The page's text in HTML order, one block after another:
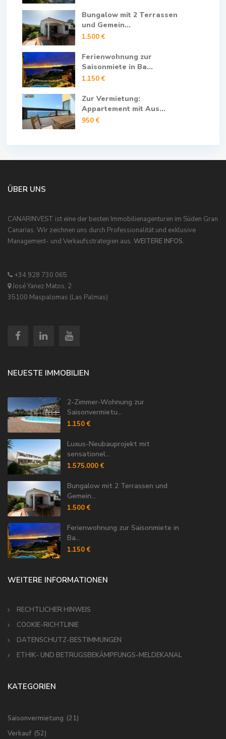
Bungalow mit 2 Terrassen
und Gemein...
1.500 €
Ferienwohnung zur
Saisonmiete in Ba...
1.150 €
Zur Vermietung:
Appartement mit Aus...
950 €
ÜBER UNS
CANARINVEST ist eine der besten Immobilienagenturen im Süden Gran
Canarias. Wir zeichnen uns durch Professionalität und exklusive
Management- und Verkaufsstrategien aus. WEITERE INFOS.
+34 928 730 065
José Yanez Matos, 2
35100 Maspalomas (Las Palmas)
NEUESTE IMMOBILIEN
2-Zimmer-Wohnung zur
Saisonvermietu...
1.150 €
Luxus-Neubauprojekt mit
sensationel...
1.575.000 €
Bungalow mit 2 Terrassen und
Gemein...
1.500 €
Ferienwohnung zur Saisonmiete in
Ba...
1.150 €
WEITERE INFORMATIONEN
RECHTLICHER HINWEIS
COOKIE-RICHTLINIE
DATENSCHUTZ-BESTIMMUNGEN
ETHIK- UND BETRUGSBEKÄMPFUNGS-MELDEKANAL
KATEGORIEN
Saisonvermietung (21)
Verkauf (52)